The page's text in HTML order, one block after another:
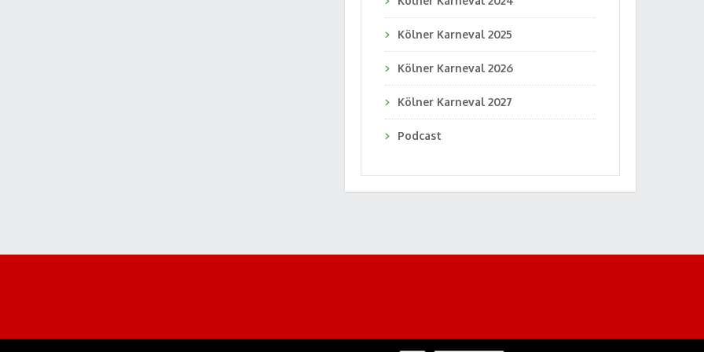
Kölner Karneval 2025
Kölner Karneval 2026
Kölner Karneval 2027
Podcast